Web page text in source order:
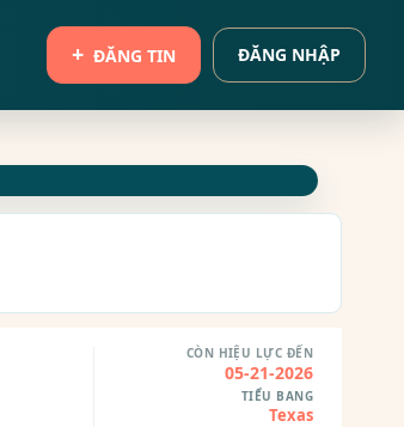
ĐĂNG TIN ĐĂNG NHẬP
CÒN HIỆU LỰC ĐẾN
05-21-2026
TIỂU BANG
Texas